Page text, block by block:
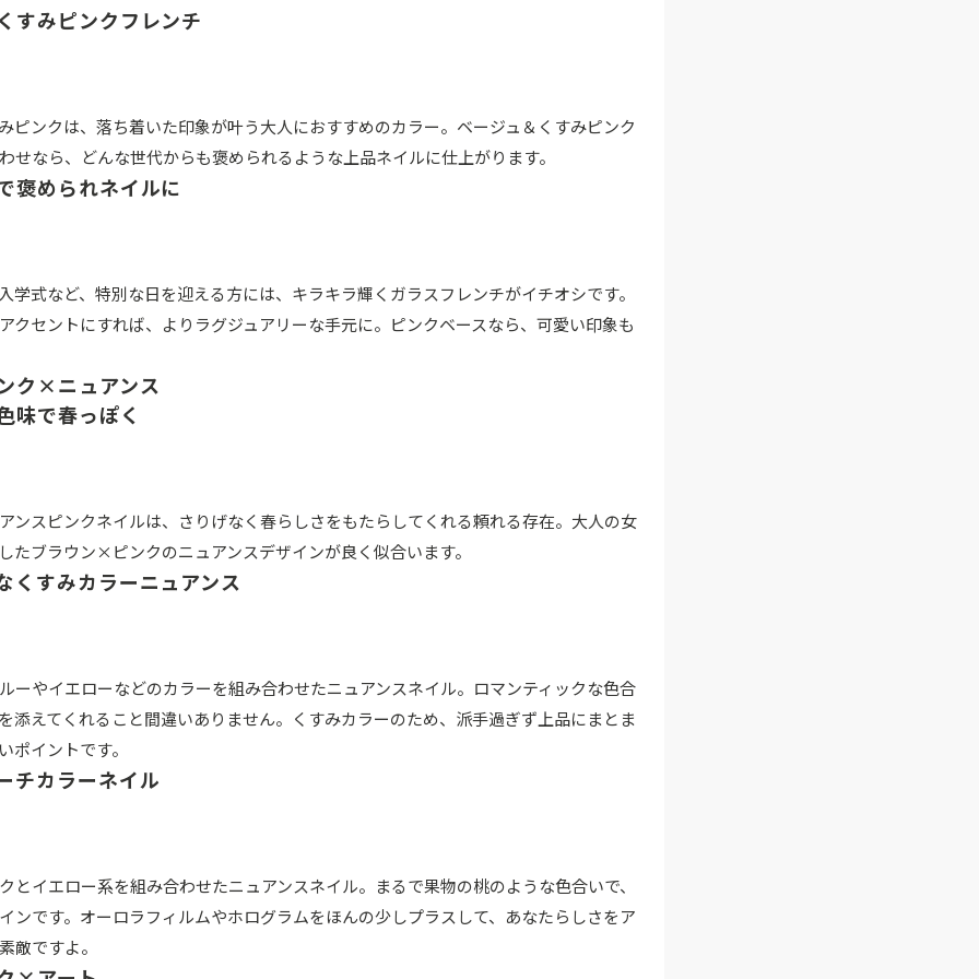
すみピンクフレンチ
ピンクは、落ち着いた印象が叶う大人におすすめのカラー。ベージュ＆くすみピンク
せなら、どんな世代からも褒められるような上品ネイルに仕上がります。
褒められネイルに
学式など、特別な日を迎える方には、キラキラ輝くガラスフレンチがイチオシです。
クセントにすれば、よりラグジュアリーな手元に。ピンクベースなら、可愛い印象も
ク×ニュアンス
味で春っぽく
ンスピンクネイルは、さりげなく春らしさをもたらしてくれる頼れる存在。大人の女
たブラウン×ピンクのニュアンスデザインが良く似合います。
くすみカラーニュアンス
ーやイエローなどのカラーを組み合わせたニュアンスネイル。ロマンティックな色合
添えてくれること間違いありません。くすみカラーのため、派手過ぎず上品にまとま
ポイントです。
チカラーネイル
とイエロー系を組み合わせたニュアンスネイル。まるで果物の桃のような色合いで、
ンです。オーロラフィルムやホログラムをほんの少しプラスして、あなたらしさをア
敵ですよ。